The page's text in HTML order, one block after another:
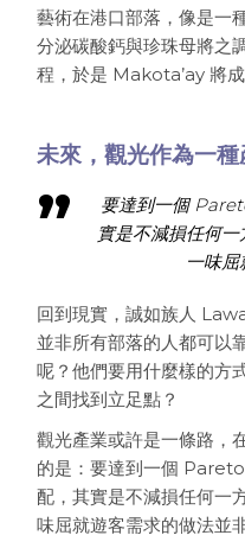
藝術在港口部落，像是一
分泌碳酸鈣與珍珠母將之
程，於是 Makota’ay 將成
未來，觀光作為一種
要達到一個
實是不減損任何一
一味屈
回到現實，誠如族人
並非所有部落的人都可以
呢？他們要用什麼樣的方
之間找到立足點？
觀光產業或許是一條路，
的是：要達到一個
配，其實是不減損任何一
味屈就遊客需求的做法並